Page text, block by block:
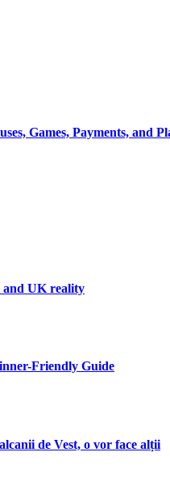
Games, Payments, and
and UK reality
Friendly Guide
de Vest, o vor face alții